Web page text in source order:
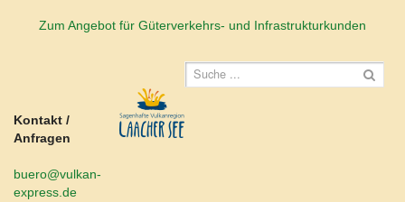
Zum Angebot für Güterverkehrs- und Infrastrukturkunden
Kontakt /
Anfragen
buero@vulkan-
express.de